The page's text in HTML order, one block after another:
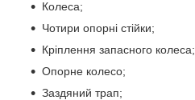
Колеса;
Чотири опорні стійки;
Кріплення запасного колеса;
Опорне колесо;
Заздяний трап;